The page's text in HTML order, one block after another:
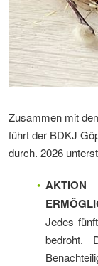
Zusammen mit
führt der BDKJ
durch. 2026
Jedes
bedroht.